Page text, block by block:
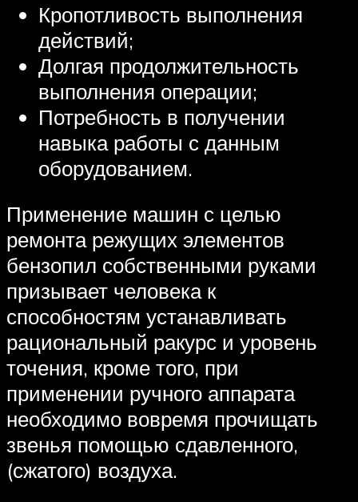
Кропотливость выполнения
действий;
Долгая продолжительность
выполнения операции;
Потребность в получении
навыка работы с данным
оборудованием.
Применение машин с целью
ремонта режущих элементов
бензопил собственными руками
призывает человека к
способностям устанавливать
рациональный ракурс и уровень
точения, кроме того, при
применении ручного аппарата
необходимо вовремя прочищать
звенья помощью сдавленного,
(сжатого) воздуха.